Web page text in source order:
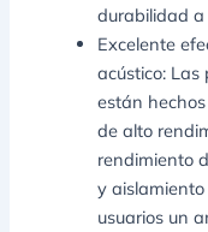
durabilidad
Excelente
acústico: Las
están
de alto
rendimiento
y
usuarios un